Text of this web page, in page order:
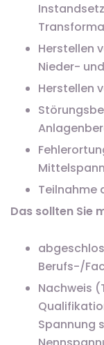
Herstellen
Nieder-
Herstellen
Teilnahme
Das sollten Sie
Berufs-/
Nachweis
Spannung